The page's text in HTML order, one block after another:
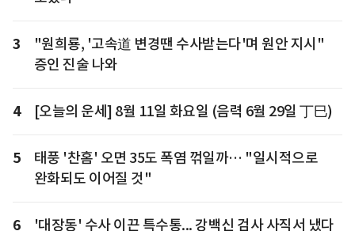
3
"원희룡, '고속道 변경땐 수사받는다'며 원안 지시"
증인 진술 나와
4 [오늘의 운세] 8월 11일 화요일 (음력 6월 29일 丁巳)
5
태풍 '찬홈' 오면 35도 폭염 꺾일까… "일시적으로
완화되도 이어질 것"
6 '대장동' 수사 이끈 특수통... 강백신 검사 사직서 냈다